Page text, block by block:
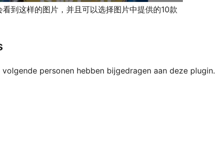
到这样的图片，并且可以选择图片中提供的10款
personen hebben bijgedragen aan deze plugin.